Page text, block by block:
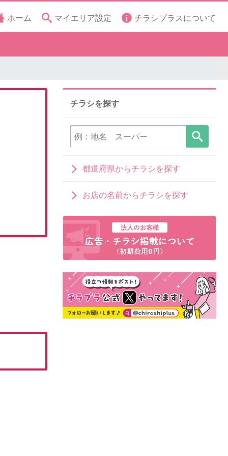
ホーム マイエリア設定 チラシプラスについて
チラシを探す
都道府県からチラシを探す
お店の名前からチラシを探す